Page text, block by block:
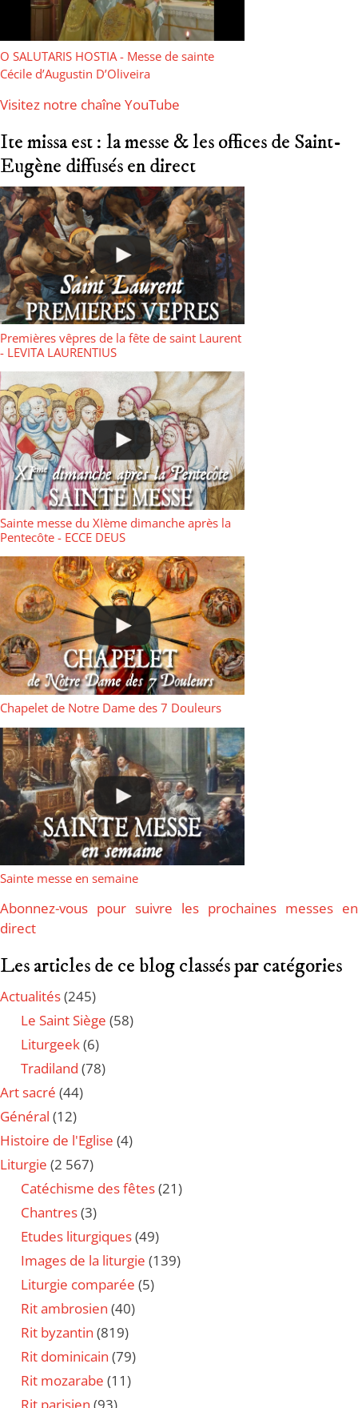
O SALUTARIS HOSTIA - Messe de sainte
Cécile d’Augustin D’Oliveira
Visitez notre chaîne YouTube
Ite missa est : la messe & les offices de Saint-
Eugène diffusés en direct
Premières vêpres de la fête de saint Laurent
- LEVITA LAURENTIUS
Sainte messe du XIème dimanche après la
Pentecôte - ECCE DEUS
Chapelet de Notre Dame des 7 Douleurs
Sainte messe en semaine
Abonnez-vous pour suivre les prochaines messes en
direct
Les articles de ce blog classés par catégories
Actualités(245)
Le Saint Siège (58)
Liturgeek(6)
Tradiland (78)
Art sacré (44)
Général (12)
Histoire de l'Eglise (4)
Liturgie (2 567)
Catéchisme des fêtes(21)
Chantres(3)
Etudes liturgiques(49)
Images de la liturgie (139)
Liturgie comparée (5)
Rit ambrosien (40)
Rit byzantin (819)
Rit dominicain (79)
Rit mozarabe (11)
Rit parisien (93)